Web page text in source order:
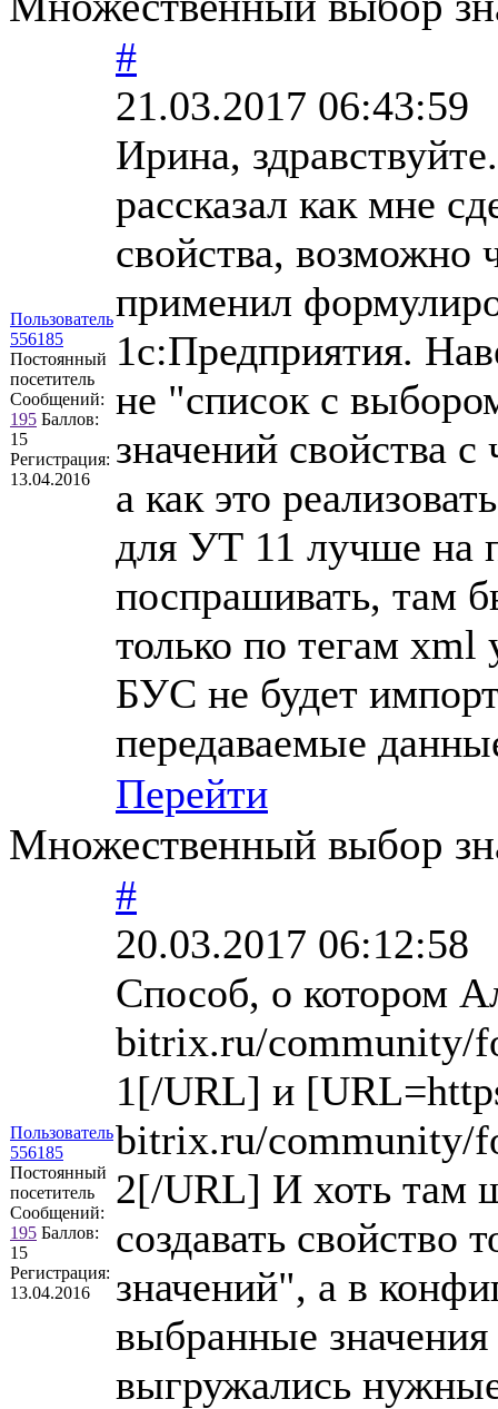
Пользователь
556185
Постоянный
посетитель
Сообщений:
195 Баллов:
15
Регистрация:
13.04.2016
#
21.03.2017 06:43:59
Ирина,
рассказал как мне
свойства, возможно
применил
1с:Предприятия.
не "список с
значений свойства
а как это
для УТ 11 лучше на
поспрашивать, там
только по тегам
БУС не будет
передаваемые
Перейти
Множественный выбор
Пользователь
556185
Постоянный
посетитель
Сообщений:
195 Баллов:
15
Регистрация:
13.04.2016
#
20.03.2017 06:12:58
Способ, о котором
bitrix.ru/community/
1[/URL] и
bitrix.ru/community/
2[/URL] И хоть там
создавать свойство
значений", а в
выбранные
выгружались